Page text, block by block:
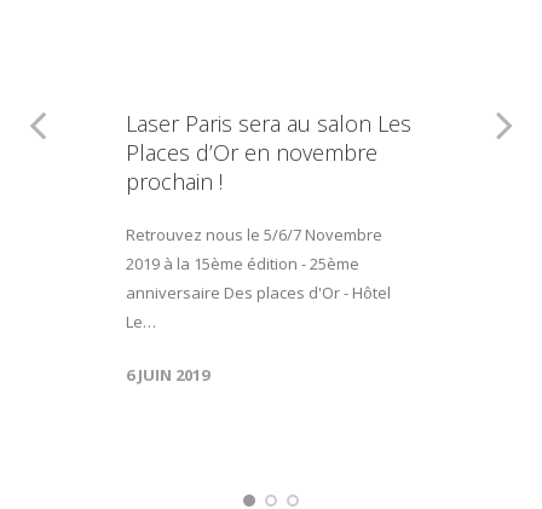
Laser Paris sera au salon Les
Places d’Or en novembre
prochain !
Retrouvez nous le 5/6/7 Novembre
2019 à la 15ème édition - 25ème
anniversaire Des places d'Or - Hôtel
Le…
6 JUIN 2019